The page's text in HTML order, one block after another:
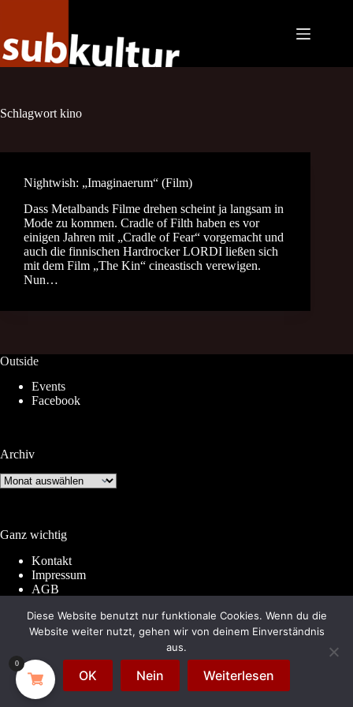
Schlagwort kino
Nightwish: „Imaginaerum“ (Film)
Dass Metalbands Filme drehen scheint ja langsam in
Mode zu kommen. Cradle of Filth haben es vor
einigen Jahren mit „Cradle of Fear“ vorgemacht und
auch die finnischen Hardrocker LORDI ließen sich
mit dem Film „The Kin“ cineastisch verewigen.
Nun…
Outside
Events
Facebook
Archiv
Archiv
Ganz wichtig
Kontakt
Impressum
AGB
Datenschutz
© 2026 by Subkultur
. Made with WordPress &
WooCommerce.
is a division of Periplaneta
Berlin
0
Diese Website benutzt nur funktionale Cookies. Wenn du die
Website weiter nutzt, gehen wir von deinem Einverständnis
aus.
OK Nein Weiterlesen